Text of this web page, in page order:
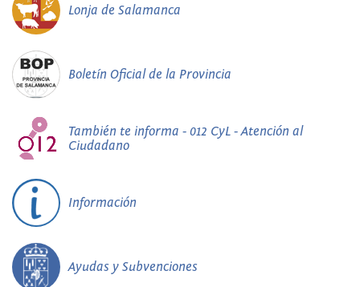
Lonja de Salamanca
Boletín Oficial de la Provincia
También te informa - 012 CyL - Atención al
Ciudadano
Información
Ayudas y Subvenciones